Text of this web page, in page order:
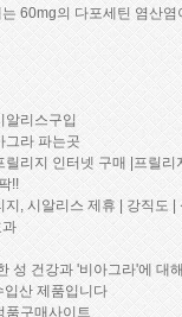
60mg의 다포세틴 염산
알리스구입
그라 파는곳
리지 인터넷 구매 |프릴리
!!
, 시알리스 제휴 | 강직도
성 건강과 '비아그라'에 대
산 제품입니다
품구매사이트